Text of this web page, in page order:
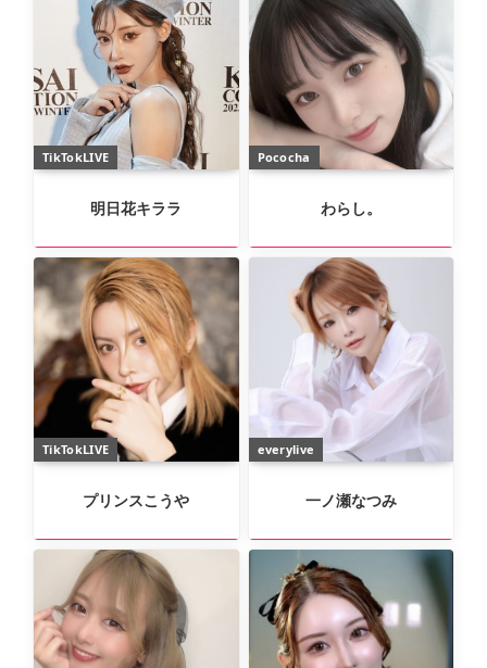
TikTokLIVE
明日花キララ
Pococha
わらし。
TikTokLIVE
プリンスこうや
everylive
一ノ瀬なつみ